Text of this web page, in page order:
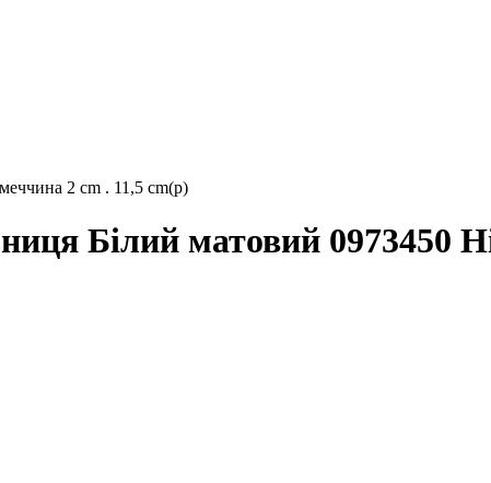
2 cm . 11,5 cm(р)
Білий матовий 0973450